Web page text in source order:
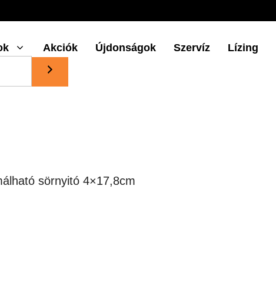
Akciók Újdonságok Szervíz Lízing
sörnyitó 4×17,8cm